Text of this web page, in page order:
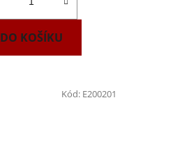
DO KOŠÍKU
Kód: E200201